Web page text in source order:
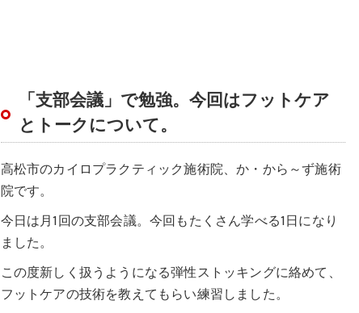
「支部会議」で勉強。今回はフットケア
とトークについて。
高松市のカイロプラクティック施術院、か・から～ず施術
院です。
今日は月1回の支部会議。今回もたくさん学べる1日になり
ました。
この度新しく扱うようになる弾性ストッキングに絡めて、
フットケアの技術を教えてもらい練習しました。